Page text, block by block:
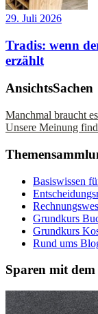
29. Juli 2026
Tradis: wenn
erzählt
AnsichtsSachen
Manchmal braucht
Unsere Meinung
Basiswissen
Grundkurs
Grundkurs
Rund ums
Sparen mit